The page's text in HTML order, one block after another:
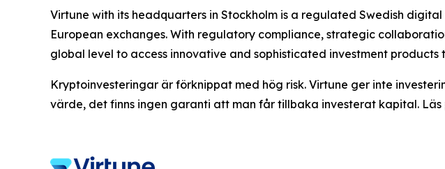
Virtune with its headquarters in Stockholm is a regulated Swedish
European exchanges. With regulatory compliance, strategic
global level to access innovative and sophisticated investment
Kryptoinvesteringar är förknippat med hög risk. Virtune ger inte
värde, det finns ingen garanti att man får tillbaka investerat kapital. Läs